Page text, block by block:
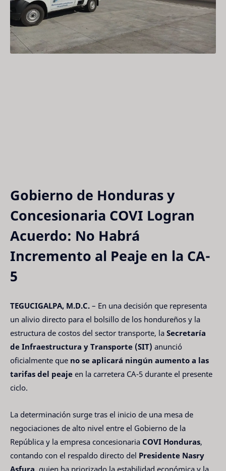
Gobierno de Honduras y
Concesionaria COVI Logran
Acuerdo: No Habrá
Incremento al Peaje en la CA-
5
TEGUCIGALPA, M.D.C. – En una decisión que representa
un alivio directo para el bolsillo de los hondureños y la
estructura de costos del sector transporte, la Secretaría
de Infraestructura y Transporte (SIT) anunció
oficialmente que no se aplicará ningún aumento a las
tarifas del peaje en la carretera CA-5 durante el presente
ciclo.
La determinación surge tras el inicio de una mesa de
negociaciones de alto nivel entre el Gobierno de la
República y la empresa concesionaria COVI Honduras,
contando con el respaldo directo del Presidente Nasry
Asfura, quien ha priorizado la estabilidad económica y la